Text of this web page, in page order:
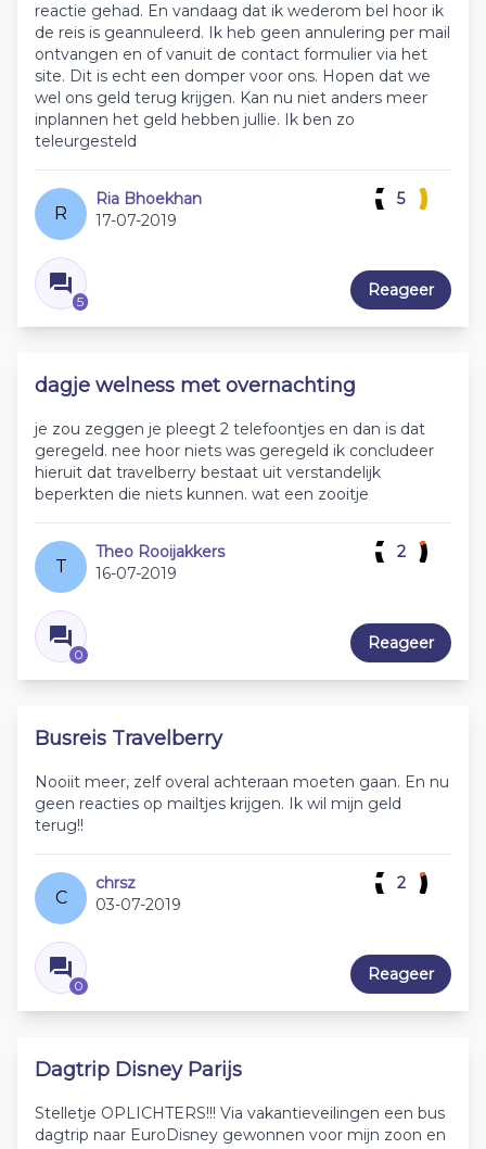
reactie gehad. En vandaag dat ik wederom bel hoor ik
de reis is geannuleerd. Ik heb geen annulering per mail
ontvangen en of vanuit de contact formulier via het
site. Dit is echt een domper voor ons. Hopen dat we
wel ons geld terug krijgen. Kan nu niet anders meer
inplannen het geld hebben jullie. Ik ben zo
teleurgesteld
R
Ria Bhoekhan
17-07-2019
5
5
Reageer
dagje welness met overnachting
je zou zeggen je pleegt 2 telefoontjes en dan is dat
geregeld. nee hoor niets was geregeld ik concludeer
hieruit dat travelberry bestaat uit verstandelijk
beperkten die niets kunnen. wat een zooitje
T
Theo Rooijakkers
16-07-2019
0
2
Reageer
Busreis Travelberry
Nooiit meer, zelf overal achteraan moeten gaan. En nu
geen reacties op mailtjes krijgen. Ik wil mijn geld
terug!!
C
chrsz
03-07-2019
0
2
Reageer
Dagtrip Disney Parijs
Stelletje OPLICHTERS!!! Via vakantieveilingen een bus
dagtrip naar EuroDisney gewonnen voor mijn zoon en